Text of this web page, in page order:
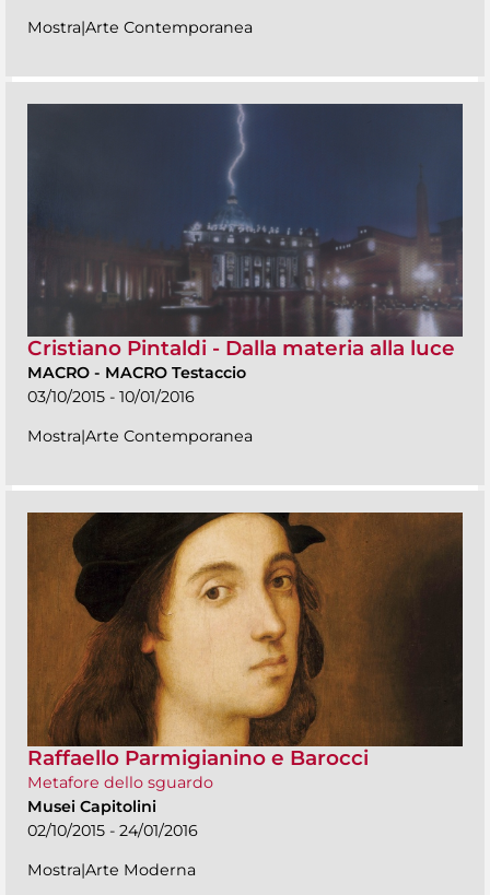
Mostra|Arte Contemporanea
Cristiano Pintaldi - Dalla materia alla luce
MACRO - MACRO Testaccio
03/10/2015 - 10/01/2016
Mostra|Arte Contemporanea
Raffaello Parmigianino e Barocci
Metafore dello sguardo
Musei Capitolini
02/10/2015 - 24/01/2016
Mostra|Arte Moderna